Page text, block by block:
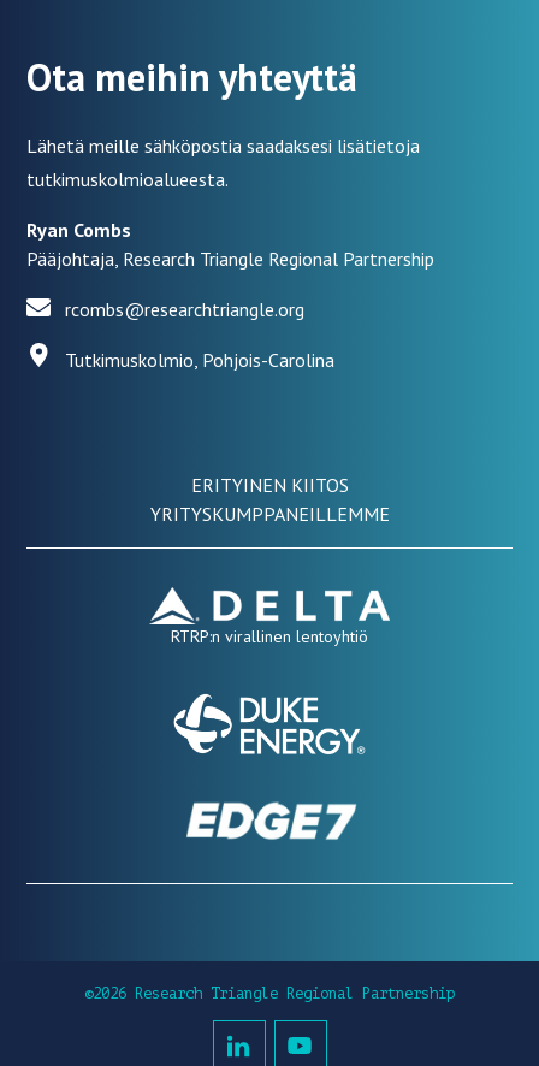
Ota meihin yhteyttä
Lähetä meille sähköpostia saadaksesi lisätietoja
tutkimuskolmioalueesta.
Ryan Combs
Pääjohtaja, Research Triangle Regional Partnership
rcombs@researchtriangle.org
Tutkimuskolmio, Pohjois-Carolina
ERITYINEN KIITOS
YRITYSKUMPPANEILLEMME
RTRP:n virallinen lentoyhtiö
©2026 Research Triangle Regional Partnership